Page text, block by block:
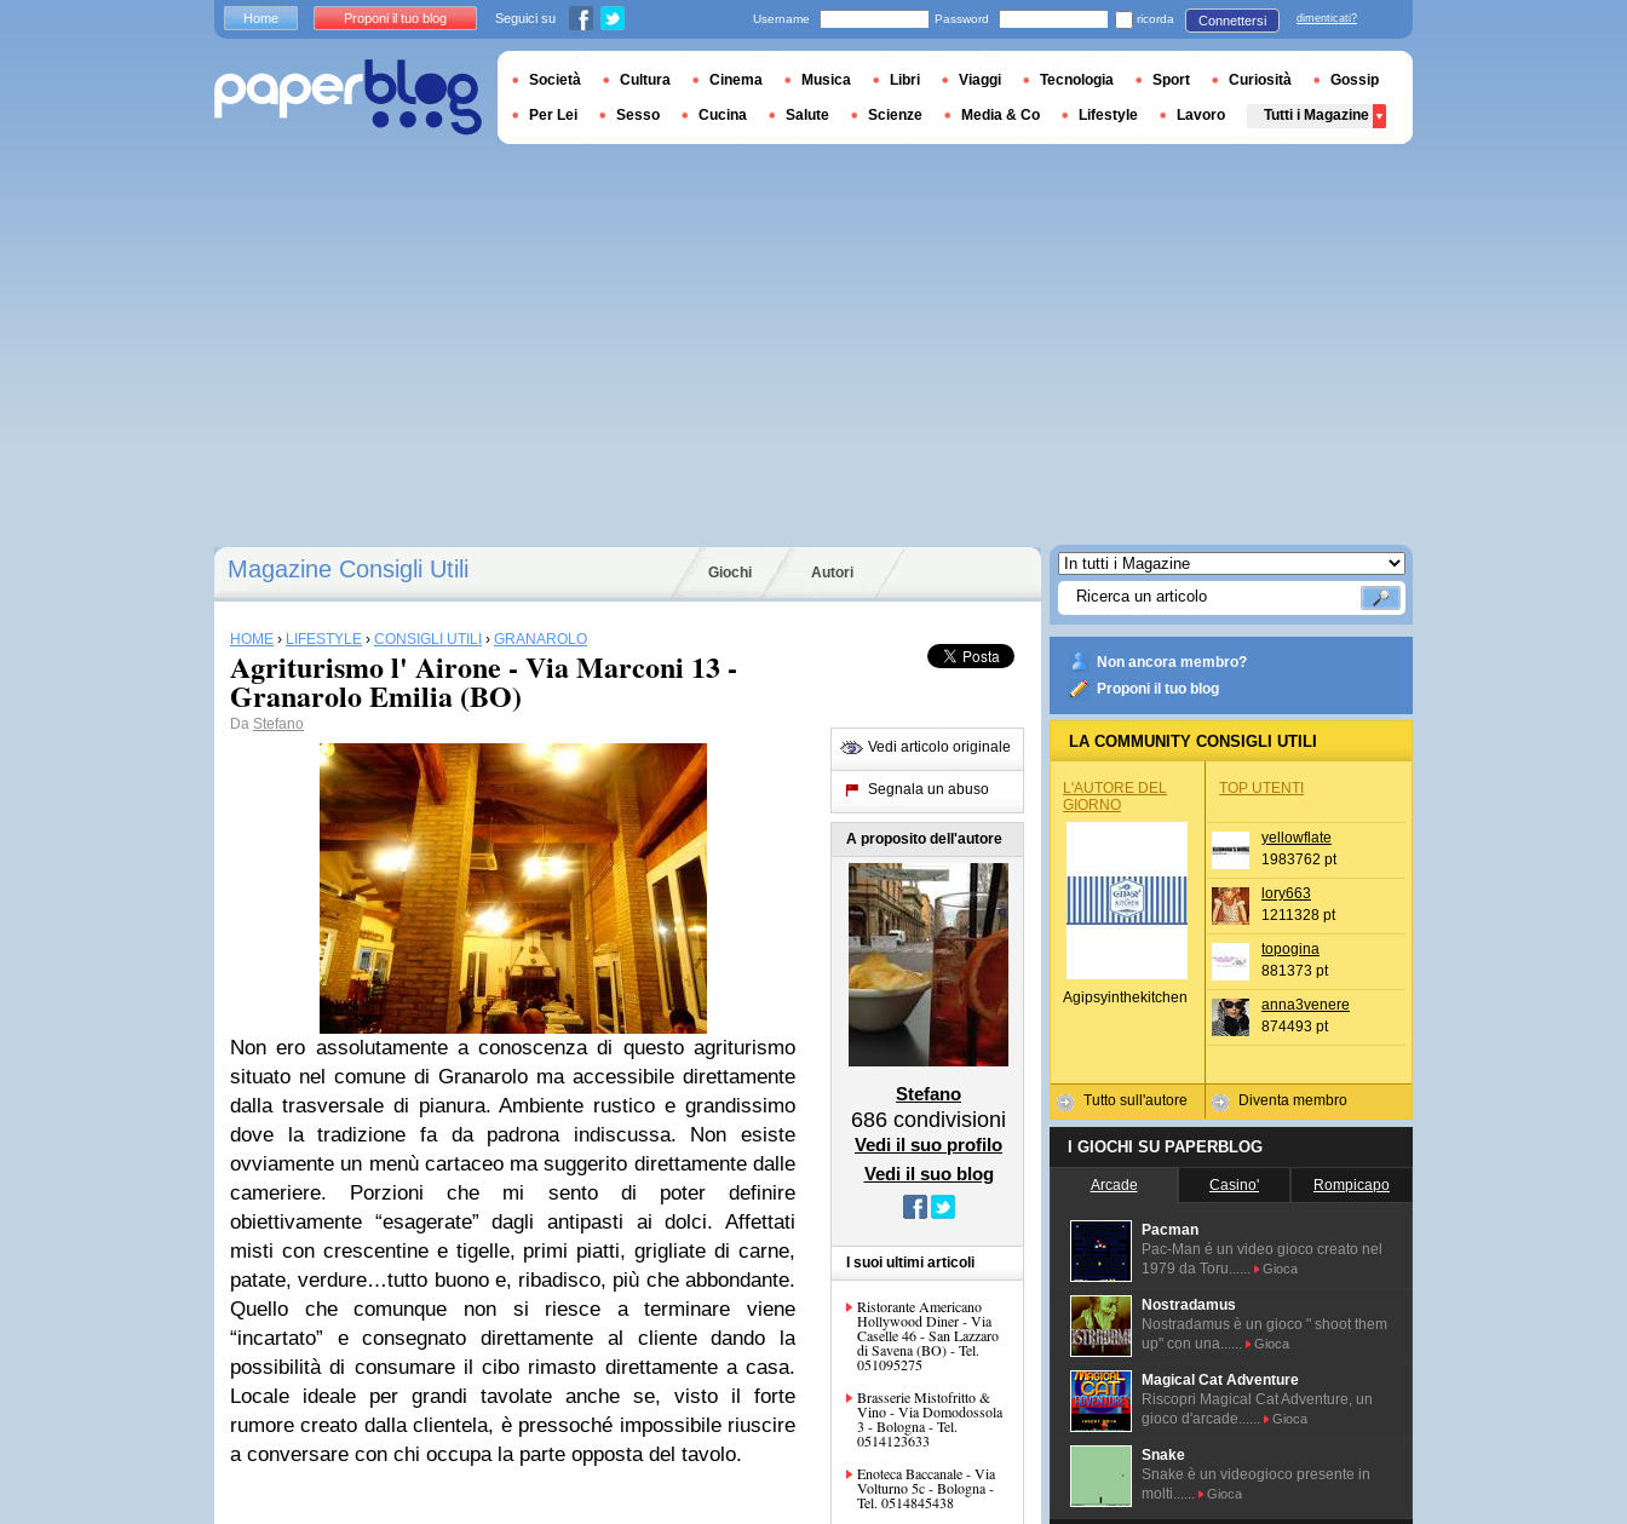
Magazine Consigli Utili Giochi Autori
HOME › LIFESTYLE › CONSIGLI UTILI › GRANAROLO
Agriturismo l' Airone - Via Marconi 13 -
Granarolo Emilia (BO)
Da Stefano
Non ero assolutamente a conoscenza di questo agriturismo
situato nel comune di Granarolo ma accessibile direttamente
dalla trasversale di pianura. Ambiente rustico e grandissimo
dove la tradizione fa da padrona indiscussa. Non esiste
ovviamente un menù cartaceo ma suggerito direttamente dalle
cameriere. Porzioni che mi sento di poter definire
obiettivamente “esagerate” dagli antipasti ai dolci. Affettati
misti con crescentine e tigelle, primi piatti, grigliate di carne,
patate, verdure…tutto buono e, ribadisco, più che abbondante.
Quello che comunque non si riesce a terminare viene
“incartato” e consegnato direttamente al cliente dando la
possibilità di consumare il cibo rimasto direttamente a casa.
Locale ideale per grandi tavolate anche se, visto il forte
rumore creato dalla clientela, è pressoché impossibile riuscire
a conversare con chi occupa la parte opposta del tavolo.
Vedi articolo originale
Segnala un abuso
A proposito dell'autore
Stefano
686 condivisioni
Vedi il suo profilo
Vedi il suo blog
I suoi ultimi articoli
Ristorante Americano
Hollywood Diner - Via
Caselle 46 - San Lazzaro
di Savena (BO) - Tel.
051095275
Brasserie Mistofritto &
Vino - Via Domodossola
3 - Bologna - Tel.
0514123633
Enoteca Baccanale - Via
Volturno 5c - Bologna -
Tel. 0514845438
Non ancora membro?
Proponi il tuo blog
LA COMMUNITY CONSIGLI UTILI
L'AUTORE DEL
GIORNO
Agipsyinthekitchen
Tutto sull'autore
TOP UTENTI
yellowflate
1983762 pt
lory663
1211328 pt
topogina
881373 pt
anna3venere
874493 pt
Diventa membro
I GIOCHI SU PAPERBLOG
Arcade Casino' Rompicapo
Pacman
Pac-Man é un video gioco creato nel
1979 da Toru......
Gioca
Nostradamus
Nostradamus è un gioco " shoot them
up" con una......
Gioca
Magical Cat Adventure
Riscopri Magical Cat Adventure, un
gioco d'arcade......
Gioca
Snake
Snake è un videogioco presente in
molti......
Gioca
Home Proponi il tuo blog Seguici su Username Password ricorda Connettersi dimenticati?
Società Cultura Cinema Musica Libri Viaggi Tecnologia Sport Curiosità Gossip
Per Lei Sesso Cucina Salute Scienze Media & Co Lifestyle Lavoro Tutti i Magazine